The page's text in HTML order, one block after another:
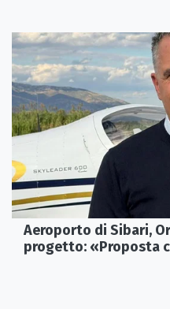
Aeroporto di Sibari,
progetto: «Proposta